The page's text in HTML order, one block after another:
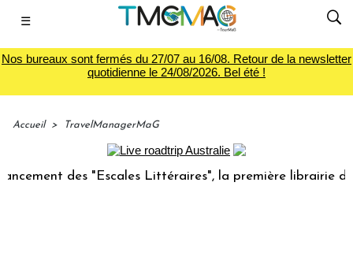
☰
Nos bureaux sont fermés du 27/07 au 16/08. Retour de la newsletter
quotidienne le 24/08/2026. Bel été !
Accueil > TravelManagerMaG
des "Escales Littéraires", la première librairie du